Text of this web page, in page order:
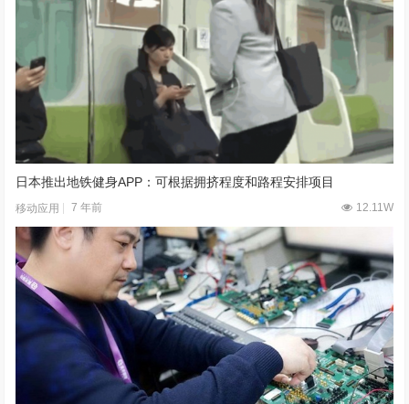
日本推出地铁健身APP：可根据拥挤程度和路程安排项目
移动应用 7 年前 12.11W